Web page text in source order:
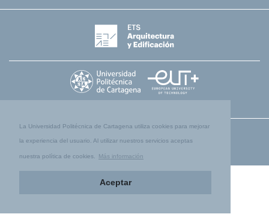
La Universidad Politécnica de Cartagena utiliza cookies para mejorar
la experiencia del usuario. Al utilizar nuestros servicios aceptas
nuestra política de cookies. Más información
Aceptar